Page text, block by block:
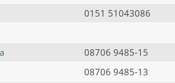
0151 51043086
08706 9485-15
08706 9485-13